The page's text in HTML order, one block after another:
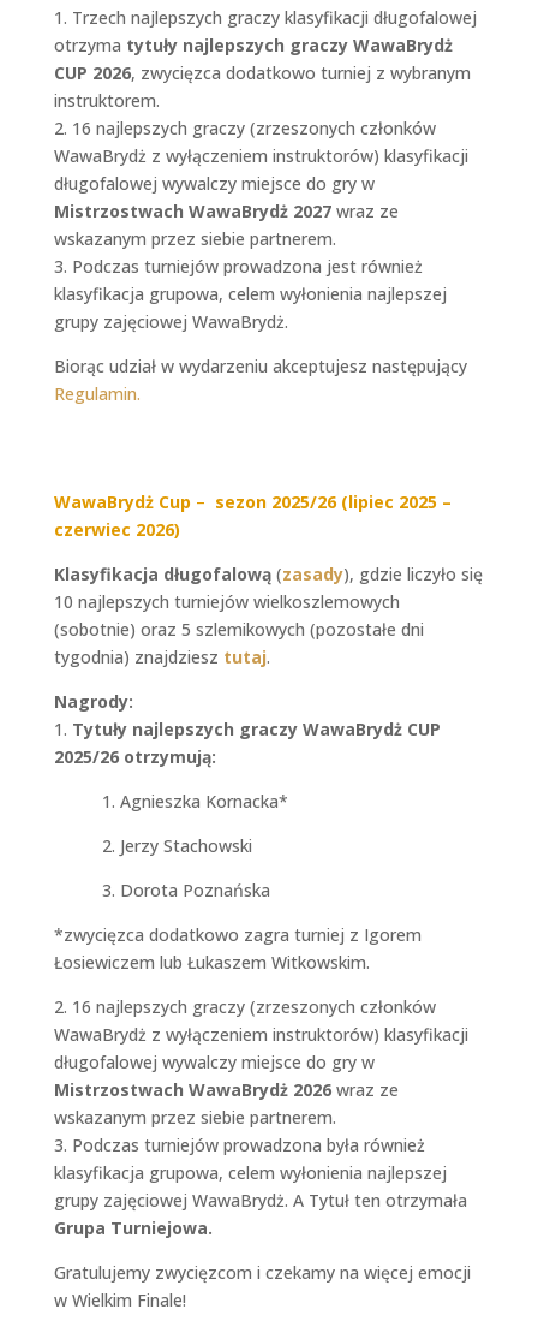
1. Trzech najlepszych graczy klasyfikacji długofalowej
otrzyma tytuły najlepszych graczy WawaBrydż
CUP 2026, zwycięzca dodatkowo turniej z wybranym
instruktorem.
2. 16 najlepszych graczy (zrzeszonych członków
WawaBrydż z wyłączeniem instruktorów) klasyfikacji
długofalowej wywalczy miejsce do gry w
Mistrzostwach WawaBrydż 2027wraz ze
wskazanym przez siebie partnerem.
3. Podczas turniejów prowadzona jest również
klasyfikacja grupowa, celem wyłonienia najlepszej
grupy zajęciowej WawaBrydż.
Biorąc udział w wydarzeniu akceptujesz następujący
Regulamin.
WawaBrydż Cup – sezon 2025/26 (lipiec 2025 –
czerwiec 2026)
Klasyfikacja długofalową(zasady), gdzie liczyło się
10 najlepszych turniejów wielkoszlemowych
(sobotnie) oraz 5 szlemikowych (pozostałe dni
tygodnia) znajdziesz tutaj.
Nagrody:
1. Tytuły najlepszych graczy WawaBrydż CUP
2025/26 otrzymują:
1. Agnieszka Kornacka*
2. Jerzy Stachowski
3. Dorota Poznańska
*zwycięzca dodatkowo zagra turniej z Igorem
Łosiewiczem lub Łukaszem Witkowskim.
2. 16 najlepszych graczy (zrzeszonych członków
WawaBrydż z wyłączeniem instruktorów) klasyfikacji
długofalowej wywalczy miejsce do gry w
Mistrzostwach WawaBrydż 2026wraz ze
wskazanym przez siebie partnerem.
3. Podczas turniejów prowadzona była również
klasyfikacja grupowa, celem wyłonienia najlepszej
grupy zajęciowej WawaBrydż. A Tytuł ten otrzymała
Grupa Turniejowa.
Gratulujemy zwycięzcom i czekamy na więcej emocji
w Wielkim Finale!